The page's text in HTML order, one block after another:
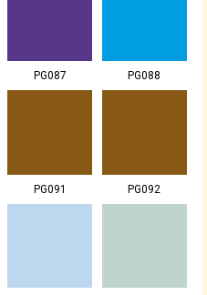
PG087 PG088
PG091 PG092